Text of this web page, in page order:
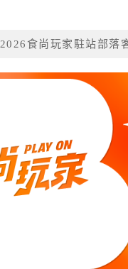
2026食尚玩家駐站部落